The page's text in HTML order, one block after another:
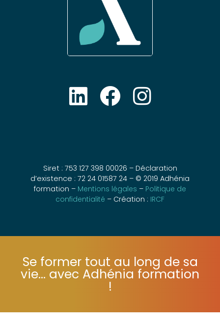
Siret : 753 127 398 00026 – Déclaration
d’existence : 72 24 01587 24 – © 2019 Adhénia
formation –Mentions légales– Politique de
Se former tout au long de sa
vie... avec Adhénia formation
!